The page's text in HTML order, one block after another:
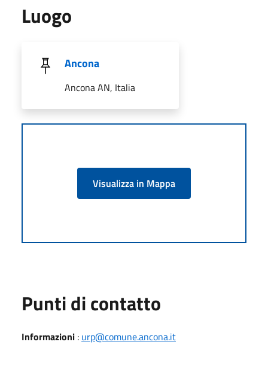
Luogo
Ancona
Ancona AN, Italia
Visualizza in Mappa
Punti di contatto
Informazioni : urp@comune.ancona.it